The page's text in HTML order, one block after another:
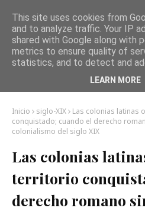
Inicio siglo-XIX
Las colonias latinas
conquistado; cuando el derecho
colonialismo del siglo XIX
Las colonias
territorio
derecho romano
This site uses cookies from
and to analyze traffic. Your IP
shared with Google along with
metrics to ensure quality of
statistics, and to detect and
LEARN MORE